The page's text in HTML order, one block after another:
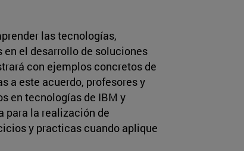
las tecnologías,
el desarrollo de soluciones
con ejemplos concretos de
a este acuerdo, profesores y
en tecnologías de IBM y
para la realización de
y practicas cuando aplique